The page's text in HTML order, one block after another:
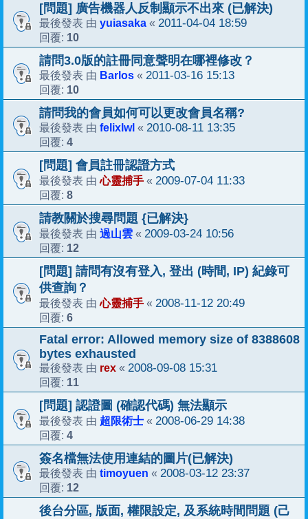
[問題] 廣告機器人反制顯示不出來 (已解決)
最後發表 由 yuiasaka « 2011-04-04 18:59
回覆: 10
請問3.0版的註冊同意聲明在哪裡修改？
最後發表 由 Barlos « 2011-03-16 15:13
回覆: 10
請問我的會員如何可以更改會員名稱?
最後發表 由 felixlwl « 2010-08-11 13:35
回覆: 4
[問題] 會員註冊認證方式
最後發表 由心靈捕手 « 2009-07-04 11:33
回覆: 8
請教關於搜尋問題 {已解決}
最後發表 由 過山雲 « 2009-03-24 10:56
回覆: 12
[問題] 請問有沒有登入, 登出 (時間, IP) 紀錄可
供查詢？
最後發表 由心靈捕手 « 2008-11-12 20:49
回覆: 6
Fatal error: Allowed memory size of 8388608
bytes exhausted
最後發表 由 rex « 2008-09-08 15:31
回覆: 11
[問題] 認證圖 (確認代碼) 無法顯示
最後發表 由 超限術士 « 2008-06-29 14:38
回覆: 4
簽名檔無法使用連結的圖片(已解決)
最後發表 由 timoyuen « 2008-03-12 23:37
回覆: 12
後台分區, 版面, 權限設定, 及系統時間問題 (己